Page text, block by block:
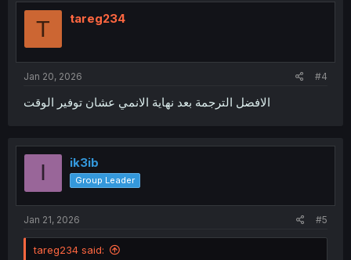
T tareg234
Jan 20, 2026 #4
الافضل الترجمة بعد نهاية الانمي عشان توفير الوقت
I ik3ib
Group Leader
Jan 21, 2026 #5
tareg234 said: